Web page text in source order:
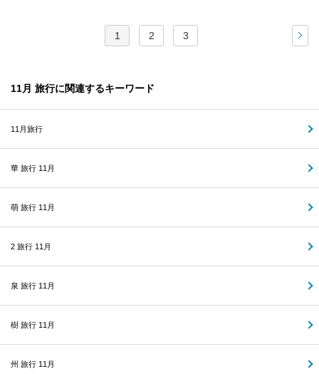
1 2 3
11月 旅行に関連するキーワード
11月旅行
華 旅行 11月
萌 旅行 11月
2 旅行 11月
泉 旅行 11月
樹 旅行 11月
州 旅行 11月